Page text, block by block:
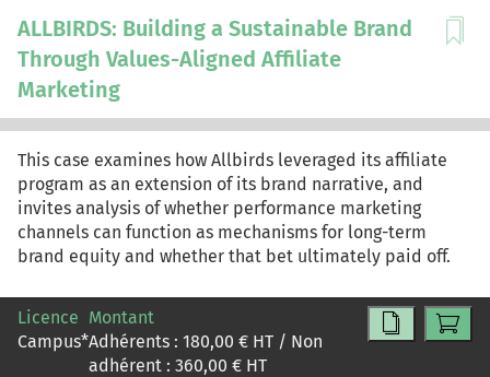
ALLBIRDS: Building a Sustainable Brand
Through Values-Aligned Affiliate
Marketing
This case examines how Allbirds leveraged its affiliate
program as an extension of its brand narrative, and
invites analysis of whether performance marketing
channels can function as mechanisms for long-term
brand equity and whether that bet ultimately paid off.
Licence
Campus*
Montant
Adhérents : 180,00 € HT / Non
adhérent : 360,00 € HT